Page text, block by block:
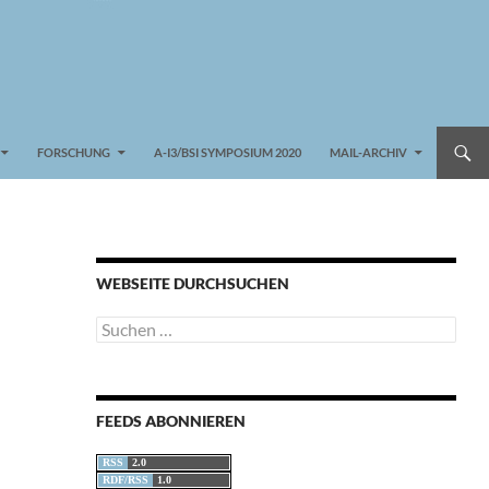
FORSCHUNG A-I3/BSI SYMPOSIUM 2020 MAIL-ARCHIV
WEBSEITE DURCHSUCHEN
Suchen
nach:
FEEDS ABONNIEREN
RSS
2.0
RDF/RSS
1.0